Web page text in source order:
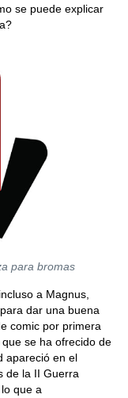
se puede explicar
para bromas
a Magnus,
dar una buena
comic por primera
se ha ofrecido de
apareció en el
de la II Guerra
que a